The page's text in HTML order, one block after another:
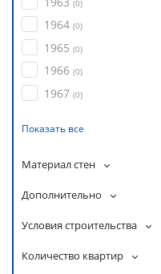
(0)
1964 (0)
1965 (0)
1966 (0)
1967 (0)
Показать все
Материал стен
Дополнительно
Условия строительства
Количество квартир